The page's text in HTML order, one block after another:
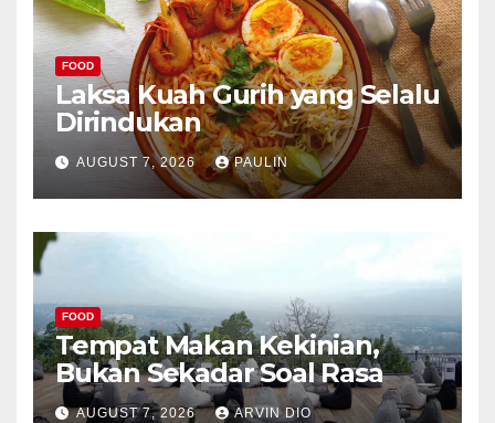
FOOD
Laksa Kuah Gurih yang Selalu
Dirindukan
AUGUST 7, 2026 PAULIN
FOOD
Tempat Makan Kekinian,
Bukan Sekadar Soal Rasa
AUGUST 7, 2026 ARVIN DIO